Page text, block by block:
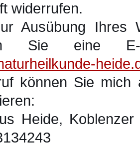
widerrufen.
Ausübung Ihres
Sie eine E-
können Sie mich
Heide,